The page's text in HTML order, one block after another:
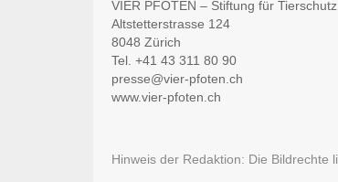
VIER PFOTEN – Stiftung für Tierschutz
Altstetterstrasse 124
8048 Zürich
Tel. +41 43 311 80 90
presse@vier-pfoten.ch
www.vier-pfoten.ch
Hinweis der Redaktion: Die Bildrechte